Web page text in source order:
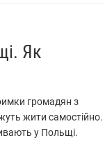
Як
громадян з
жити самостійно.
у Польщі.